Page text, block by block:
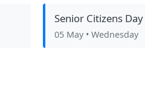
Senior Citizens Day
05 May • Wednesday